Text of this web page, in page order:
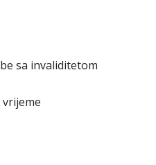
sa invaliditetom